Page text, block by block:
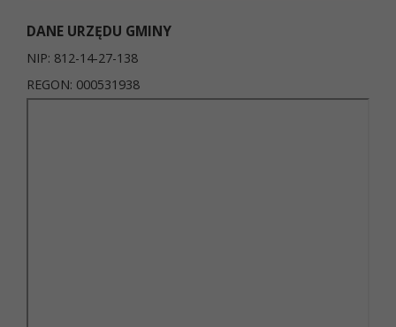
DANE URZĘDU GMINY
NIP: 812-14-27-138
REGON: 000531938